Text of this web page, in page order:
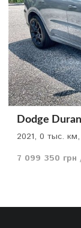
Dodge
2021, 0 тыс.
7 099 350 грн